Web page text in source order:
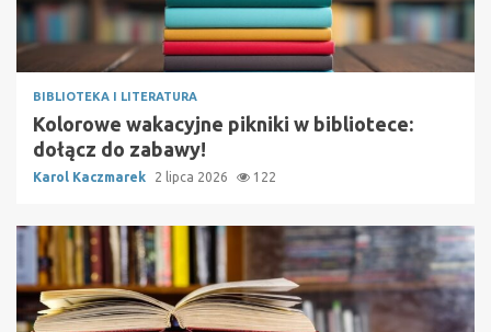
BIBLIOTEKA I LITERATURA
Kolorowe wakacyjne pikniki w bibliotece:
dołącz do zabawy!
Karol Kaczmarek 2 lipca 2026 122